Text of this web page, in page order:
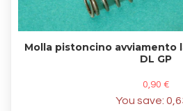
Molla pistoncino avviamento
DL GP
0,90 €
You save: